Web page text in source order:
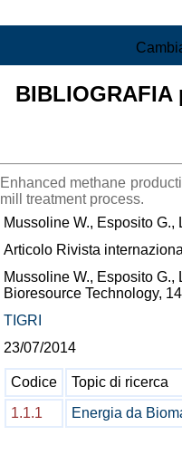
Enhanced methane
mill treatment process.
Mussoline W., Esposito
Articolo Rivista
Mussoline W., Esposito G.,
Bioresource Technology,
TIGRI
23/07/2014
Codice
Topic di ricerca
1.1.1
Energia da